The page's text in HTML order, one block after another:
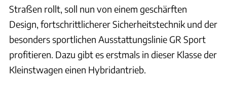
Straßen rollt, soll nun von einem geschärften
Design, fortschrittlicherer Sicherheitstechnik und der
besonders sportlichen Ausstattungslinie GR Sport
profitieren. Dazu gibt es erstmals in dieser Klasse der
Kleinstwagen einen Hybridantrieb.